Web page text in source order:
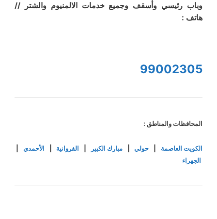
وباب رئيسي وأسقف وجميع خدمات الالمنيوم والشتر //
هاتف :
99002305
المحافظات والمناطق :
الكويت العاصمة حولي|مبارك الكبير الفروانية الأحمدي
الجهراء